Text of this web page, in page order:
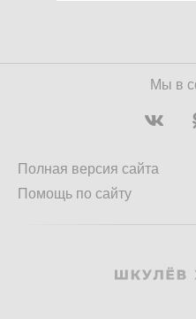
Мы в
Полная версия сайта
Помощь по сайту